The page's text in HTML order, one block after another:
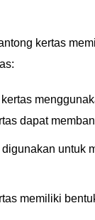
kertas
dapat
untuk
memiliki